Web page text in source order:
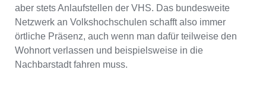
aber stets Anlaufstellen der VHS. Das bundesweite
Netzwerk an Volkshochschulen schafft also immer
örtliche Präsenz, auch wenn man dafür teilweise den
Wohnort verlassen und beispielsweise in die
Nachbarstadt fahren muss.